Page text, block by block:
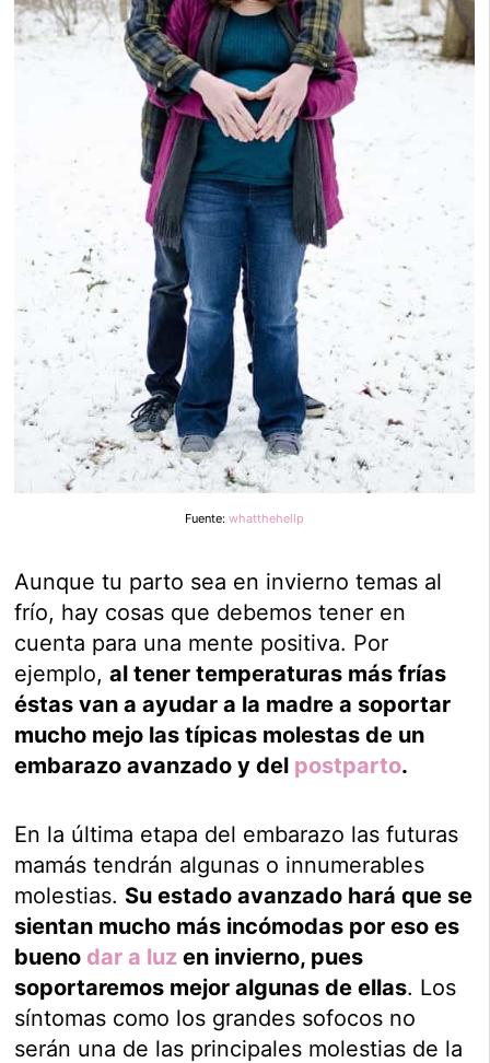
Fuente: whatthehellp
Aunque tu parto sea en invierno temas al
frío, hay cosas que debemos tener en
cuenta para una mente positiva. Por
ejemplo,al tener temperaturas más frías
éstas van a ayudar a la madre a soportar
mucho mejo las típicas molestas de un
embarazo avanzado y del postparto.
En la última etapa del embarazo las futuras
mamás tendrán algunas o innumerables
molestias. Su estado avanzado hará que se
sientan mucho más incómodas por eso es
bueno dar a luz en invierno, pues
soportaremos mejor algunas de ellas. Los
síntomas como los grandes sofocos no
serán una de las principales molestias de la